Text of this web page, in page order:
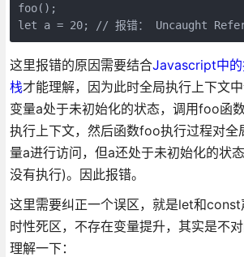
foo();
let a = 20; // 报错： Uncaught
这里报错的原因需要结合Javascript中的
栈才能理解，因为此时全局执行上下文
变量a处于未初始化的状态，调用foo函
执行上下文，然后函数foo执行过程对全
量a进行访问，但a还处于未初始化的状
没有执行)。因此报错。
这里需要纠正一个误区，就是let和
时性死区，不存在变量提升，其实是不
理解一下：